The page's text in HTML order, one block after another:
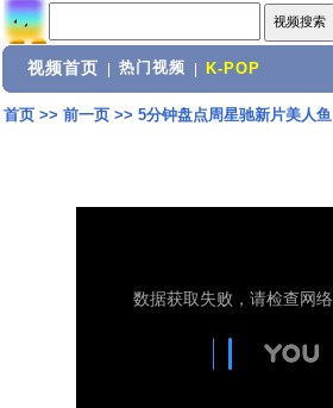
视频首页 热门视频 K-POP
首页>> 前一页>> 5分钟盘点周星驰新片美人鱼